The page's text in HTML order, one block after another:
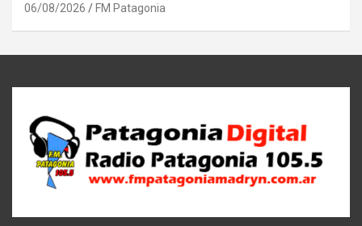
06/08/2026 FM Patagonia